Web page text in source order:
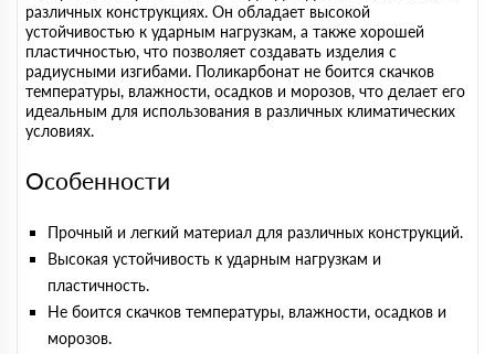
различных конструкциях. Он обладает высокой
устойчивостью к ударным нагрузкам, а также хорошей
пластичностью, что позволяет создавать изделия с
радиусными изгибами. Поликарбонат не боится скачков
температуры, влажности, осадков и морозов, что делает его
идеальным для использования в различных климатических
условиях.
Особенности
Прочный и легкий материал для различных конструкций.
Высокая устойчивость к ударным нагрузкам и
пластичность.
Не боится скачков температуры, влажности, осадков и
морозов.